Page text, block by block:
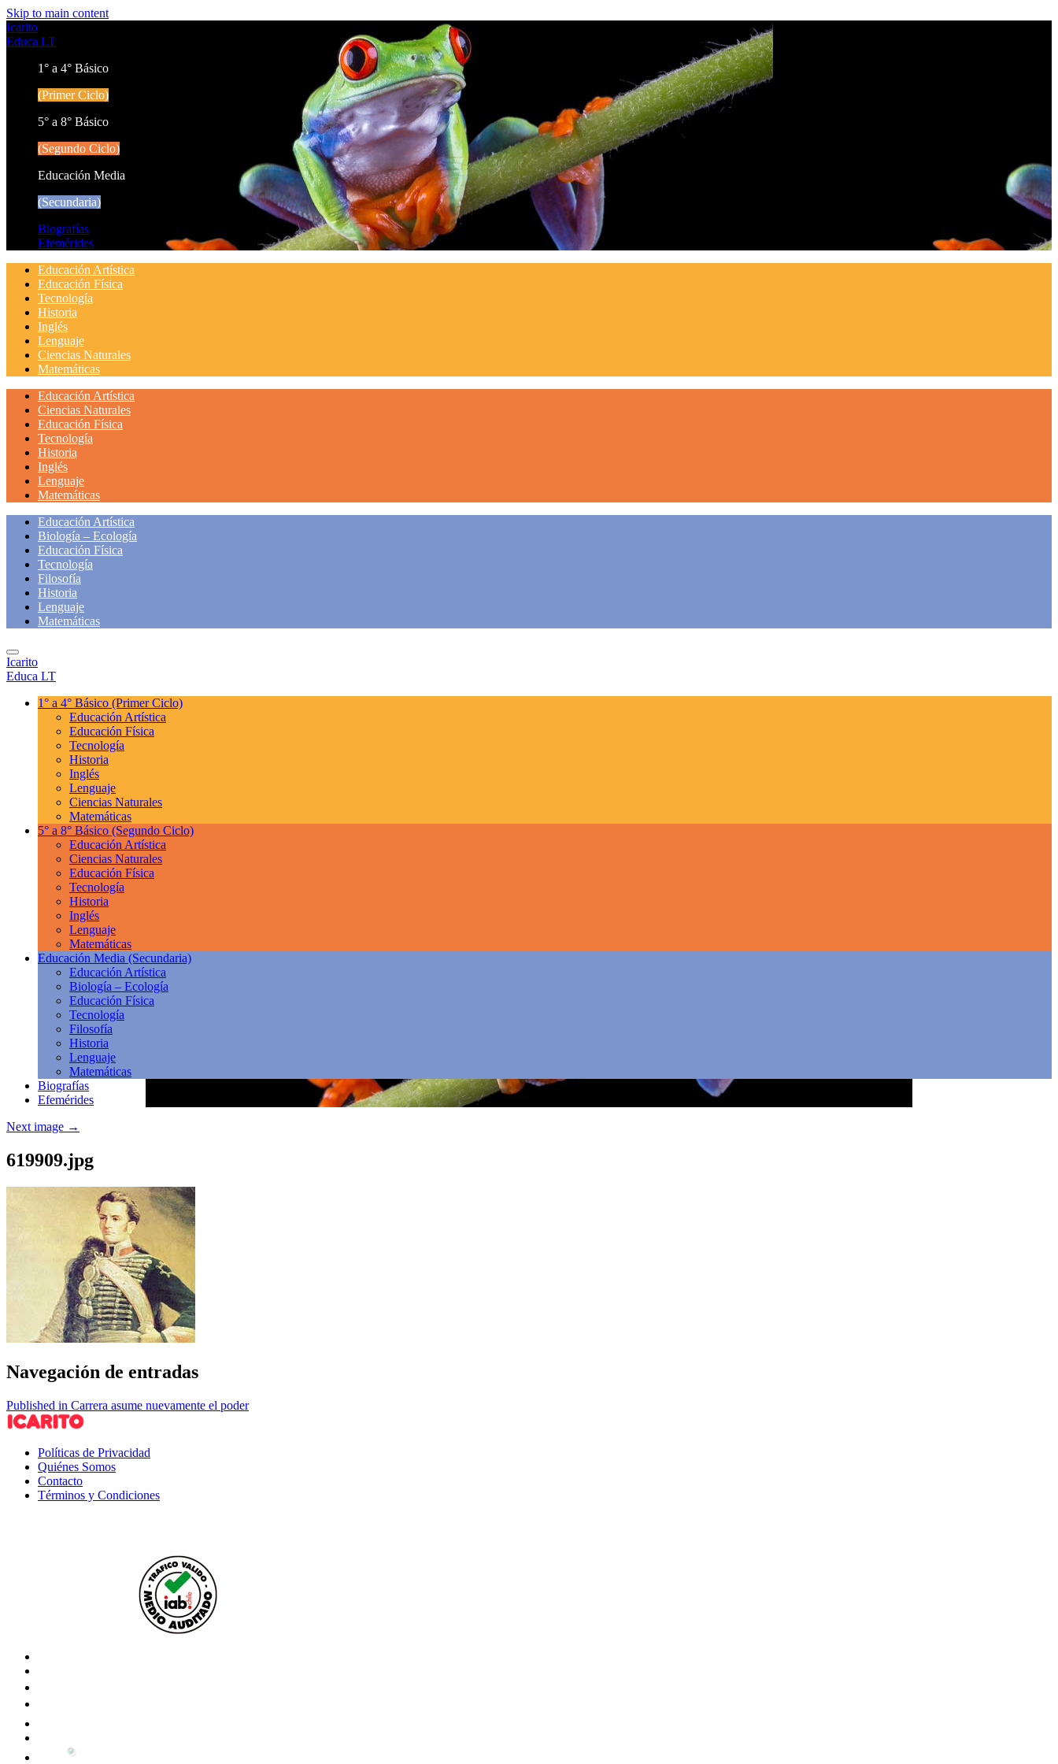
Skip to main content
Icarito
Educa LT
1° a 4° Básico
(Primer Ciclo)
5° a 8° Básico
(Segundo Ciclo)
Educación Media
(Secundaria)
Biografías
Efemérides
Educación Artística
Educación Física
Tecnología
Historia
Inglés
Lenguaje
Ciencias Naturales
Matemáticas
Educación Artística
Ciencias Naturales
Educación Física
Tecnología
Historia
Inglés
Lenguaje
Matemáticas
Educación Artística
Biología – Ecología
Educación Física
Tecnología
Filosofía
Historia
Lenguaje
Matemáticas
Icarito
Educa LT
1° a 4° Básico (Primer Ciclo)
Educación Artística
Educación Física
Tecnología
Historia
Inglés
Lenguaje
Ciencias Naturales
Matemáticas
5° a 8° Básico (Segundo Ciclo)
Educación Artística
Ciencias Naturales
Educación Física
Tecnología
Historia
Inglés
Lenguaje
Matemáticas
Educación Media (Secundaria)
Educación Artística
Biología – Ecología
Educación Física
Tecnología
Filosofía
Historia
Lenguaje
Matemáticas
Biografías
Efemérides
Next image →
619909.jpg
Navegación de entradas
Published in Carrera asume nuevamente el poder
Políticas de Privacidad
Quiénes Somos
Contacto
Términos y Condiciones